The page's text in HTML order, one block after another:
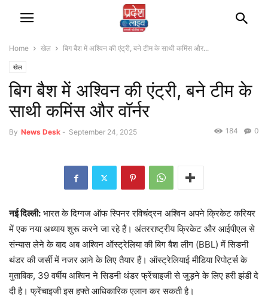
Home खेल बिग बैश में अश्विन की एंट्री, बने टीम के साथी कमिंस और...
खेल
बिग बैश में अश्विन की एंट्री, बने टीम के
साथी कमिंस और वॉर्नर
By News Desk - September 24, 2025 0
184
नई दिल्ली: भारत के दिग्गज ऑफ स्पिनर रविचंद्रन अश्विन अपने क्रिकेट करियर
में एक नया अध्याय शुरू करने जा रहे हैं। अंतरराष्ट्रीय क्रिकेट और आईपीएल से
संन्यास लेने के बाद अब अश्विन ऑस्ट्रेलिया की बिग बैश लीग (BBL) में सिडनी
थंडर की जर्सी में नजर आने के लिए तैयार हैं। ऑस्ट्रेलियाई मीडिया रिपोर्ट्स के
मुताबिक, 39 वर्षीय अश्विन ने सिडनी थंडर फ्रेंचाइजी से जुड़ने के लिए हरी झंडी दे
दी है। फ्रेंचाइजी इस हफ्ते आधिकारिक एलान कर सकती है।